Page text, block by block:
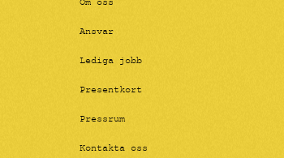
Om oss
Ansvar
Lediga jobb
Presentkort
Pressrum
Kontakta oss